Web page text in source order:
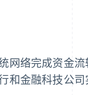
网络完成资金
和金融科技公